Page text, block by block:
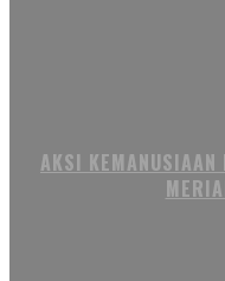
AKSI KEMANUSIAAN